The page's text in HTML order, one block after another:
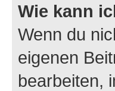
Wie kann
Wenn du
eigenen
bearbeiten,